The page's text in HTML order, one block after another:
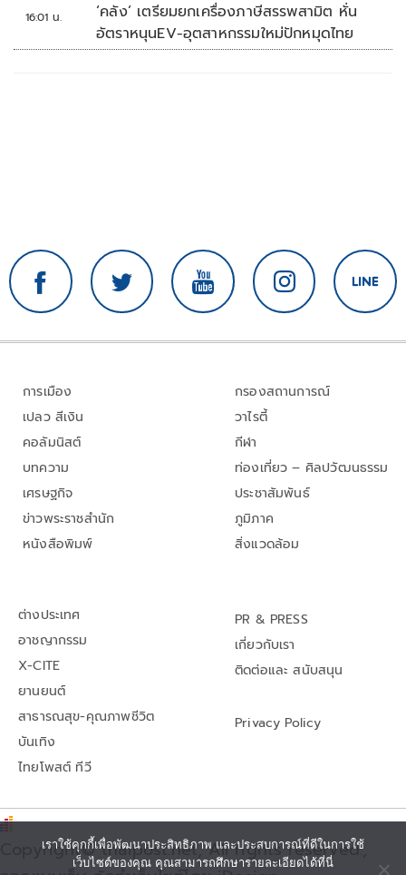
16:01 น.
‘คลัง’ เตรียมยกเครื่องภาษีสรรพสามิต หั่น
อัตราหนุนEV-อุตสาหกรรมใหม่ปักหมุดไทย
การเมือง
เปลว สีเงิน
คอลัมนิสต์
บทความ
เศรษฐกิจ
ข่าวพระราชสำนัก
หนังสือพิมพ์
กรองสถานการณ์
วาไรตี้
กีฬา
ท่องเที่ยว – ศิลปวัฒนธรรม
ประชาสัมพันธ์
ภูมิภาค
สิ่งแวดล้อม
ต่างประเทศ
อาชญากรรม
X-CITE
ยานยนต์
สาธารณสุข-คุณภาพชีวิต
บันเทิง
ไทยโพสต์ ทีวี
PR & PRESS
เกี่ยวกับเรา
ติดต่อและ สนับสนุน
Privacy Policy
Copyright© thaipost.net, All rights reserved.,
เราใช้คุกกี้เพื่อพัฒนาประสิทธิภาพ และประสบการณ์ที่ดีในการใช้
เว็บไซต์ของคุณ คุณสามารถศึกษารายละเอียดได้ที่นี่